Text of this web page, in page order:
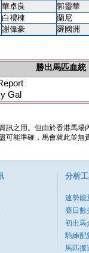
華卓良 郭靈華
白禮棟 蘭尼
謝偉豪
羅國洲
勝出馬匹血統
Gal
訊之用。但由於香港馬
可能準確，馬會就此並
分析
速勢能
賽日數
初出馬
騎練配
馬匹搬